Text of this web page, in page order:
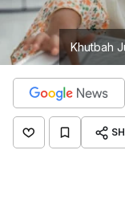
Khutbah